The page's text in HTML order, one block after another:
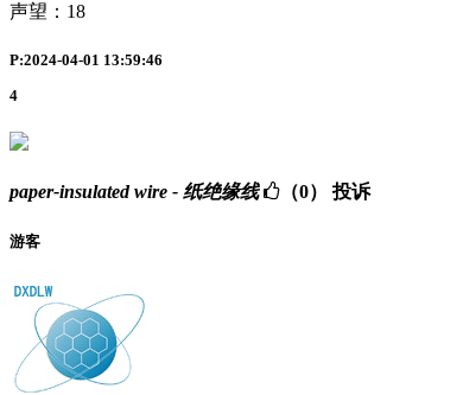
声望： 18
P:2024-04-01 13:59:46
4
paper-insulated wire - 纸绝缘线 （0） 投诉
游客